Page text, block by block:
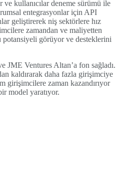
ve kullanıcılar deneme sürümü ile
entegrasyonlar için API
geliştirerek niş sektörlere hız
zamandan ve maliyetten
potansiyeli görüyor ve desteklerini
JME Ventures Altan’a fon sağladı.
kaldırarak daha fazla girişimciye
girişimcilere zaman kazandırıyor
model yaratıyor.